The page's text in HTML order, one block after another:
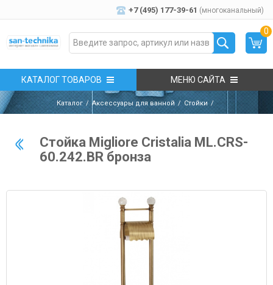
+7 (495) 177-39-61 (многоканальный)
0
КАТАЛОГ ТОВАРОВ МЕНЮ САЙТА
Каталог Аксессуары для ванной Стойки
Стойка Migliore Cristalia ML.CRS-
60.242.BR бронза